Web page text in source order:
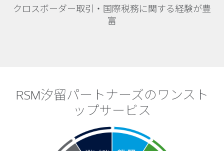
クロスボーダー取引・国際税務に関する経験が豊
富
RSM汐留パートナーズのワンスト
ップサービス